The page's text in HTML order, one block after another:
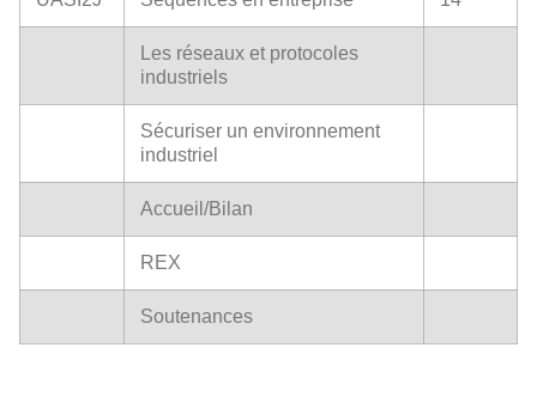
Les réseaux et protocoles
industriels
Sécuriser un environnement
industriel
Accueil/Bilan
REX
Soutenances